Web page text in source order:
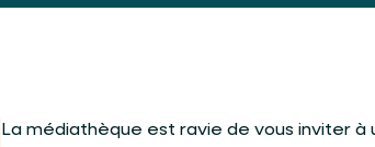
La médiathèque est ravie de vous inviter à